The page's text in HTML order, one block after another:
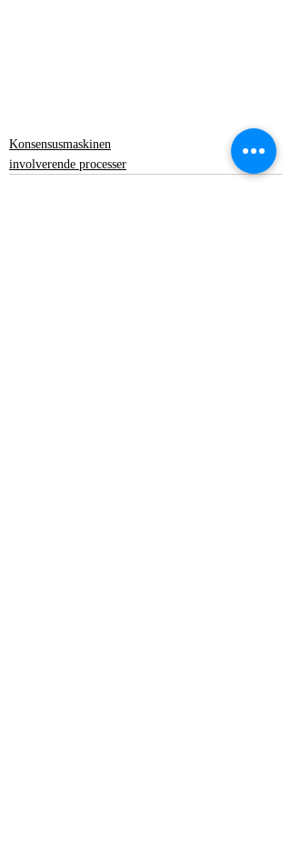
Konsensusmaskinen
involverende processer